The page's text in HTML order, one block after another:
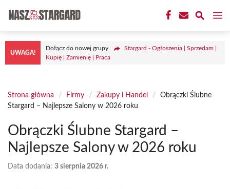
treści
UWAGA!
Dołącz do nowej grupy
Stargard - Ogłoszenia | Sprzedam |
Kupię | Zamienię | Praca
Strona główna / Firmy / Zakupy i Handel /
Obrączki Ślubne
Stargard – Najlepsze Salony w 2026 roku
Obrączki Ślubne Stargard –
Najlepsze Salony w 2026 roku
Data dodania: 3 sierpnia 2026 r.